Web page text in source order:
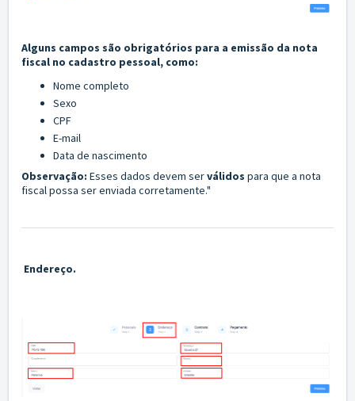
Alguns campos são obrigatórios para a emissão da nota
fiscal no cadastro pessoal, como:
Nome completo
Sexo
CPF
E-mail
Data de nascimento
Observação: Esses dados devem serválidos para que a nota
fiscal possa ser enviada corretamente."
Endereço.